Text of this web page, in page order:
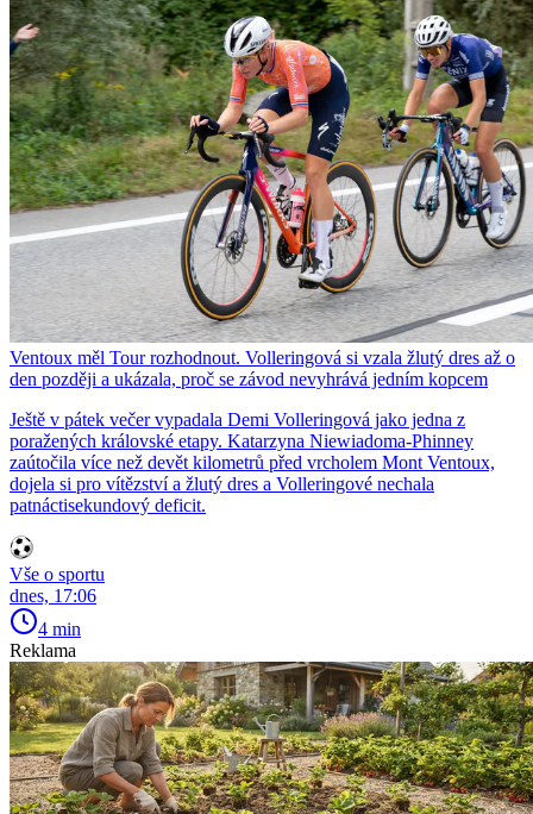
Ventoux měl Tour rozhodnout. Volleringová si vzala žlutý dres až o
den později a ukázala, proč se závod nevyhrává jedním kopcem
Ještě v pátek večer vypadala Demi Volleringová jako jedna z
poražených královské etapy. Katarzyna Niewiadoma-Phinney
zaútočila více než devět kilometrů před vrcholem Mont Ventoux,
dojela si pro vítězství a žlutý dres a Volleringové nechala
patnáctisekundový deficit.
Vše o sportu
dnes, 17:06
4 min
Reklama